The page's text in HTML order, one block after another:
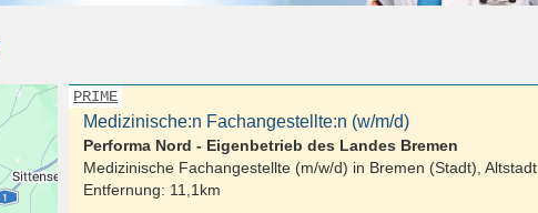
PRIME
Medizinische:n Fachangestellte:n (w/m/d)
Performa Nord - Eigenbetrieb des Landes Bremen
Medizinische Fachangestellte (m/w/d) in Bremen (Stadt), Altstadt
Entfernung: 11,1km